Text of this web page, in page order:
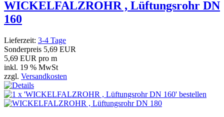
WICKELFALZROHR , Lüftungsrohr DN
160
Lieferzeit: 3-4 Tage
Sonderpreis 5,69 EUR
5,69 EUR pro m
inkl. 19 % MwSt
zzgl. Versandkosten